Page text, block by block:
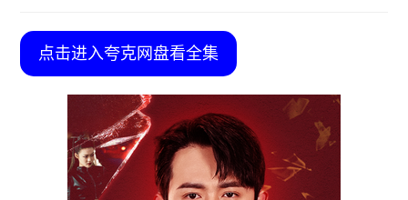
点击进入夸克网盘看全集